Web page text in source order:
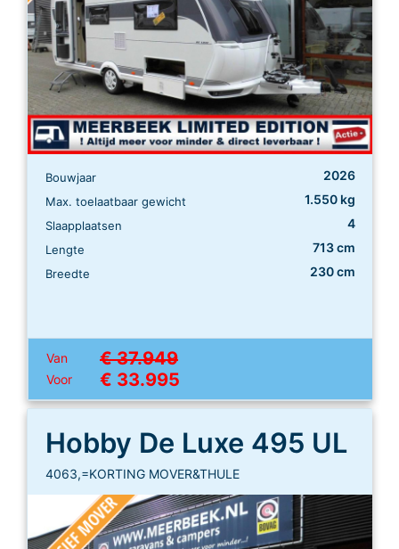
Bouwjaar 2026
Max. toelaatbaar gewicht 1.550 kg
Slaapplaatsen 4
Lengte 713 cm
Breedte 230 cm
Van € 37.949
Voor € 33.995
Hobby De Luxe 495 UL
4063,=KORTING MOVER&THULE